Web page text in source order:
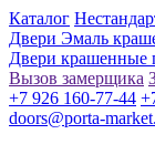
Каталог
Двери Эмаль
Двери крашенные
Вызов замерщика
+7 926 160-77-44
doors@porta-